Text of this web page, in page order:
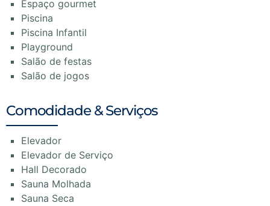
Espaço gourmet
Piscina
Piscina Infantil
Playground
Salão de festas
Salão de jogos
Comodidade & Serviços
Elevador
Elevador de Serviço
Hall Decorado
Sauna Molhada
Sauna Seca